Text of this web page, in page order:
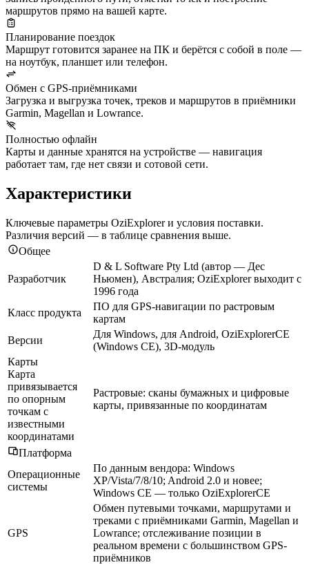
маршрутов прямо на вашей карте.
Планирование поездок
Маршрут готовится заранее на ПК и берётся с собой в поле —
на ноутбук, планшет или телефон.
Обмен с GPS-приёмниками
Загрузка и выгрузка точек, треков и маршрутов в приёмники
Garmin, Magellan и Lowrance.
Полностью офлайн
Карты и данные хранятся на устройстве — навигация
работает там, где нет связи и сотовой сети.
Характеристики
Ключевые параметры OziExplorer и условия поставки.
Различия версий — в таблице сравнения выше.
Общее
Разработчик
D & L Software Pty Ltd (автор — Дес
Ньюмен), Австралия; OziExplorer выходит с
1996 года
Класс продукта
ПО для GPS-навигации по растровым
картам
Версии
Для Windows, для Android, OziExplorerCE
(Windows CE), 3D-модуль
Карты
Карта
привязывается
по опорным
точкам с
известными
координатами
Растровые: сканы бумажных и цифровые
карты, привязанные по координатам
Платформа
Операционные
системы
По данным вендора: Windows
XP/Vista/7/8/10; Android 2.0 и новее;
Windows CE — только OziExplorerCE
GPS
Обмен путевыми точками, маршрутами и
треками с приёмниками Garmin, Magellan и
Lowrance; отслеживание позиции в
реальном времени с большинством GPS-
приёмников